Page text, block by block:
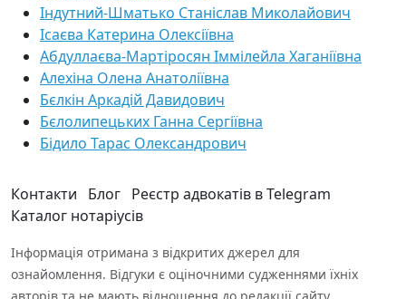
Індутний-Шматько Станіслав Миколайович
Ісаєва Катерина Олексіївна
Абдуллаєва-Мартіросян Іммілейла Хаганіївна
Алехіна Олена Анатоліївна
Бєлкін Аркадій Давидович
Бєлолипецьких Ганна Сергіївна
Бідило Тарас Олександрович
Контакти Блог Реєстр адвокатів в Telegram
Каталог нотаріусів
Інформація отримана з відкритих джерел для
ознайомлення. Відгуки є оціночними судженнями їхніх